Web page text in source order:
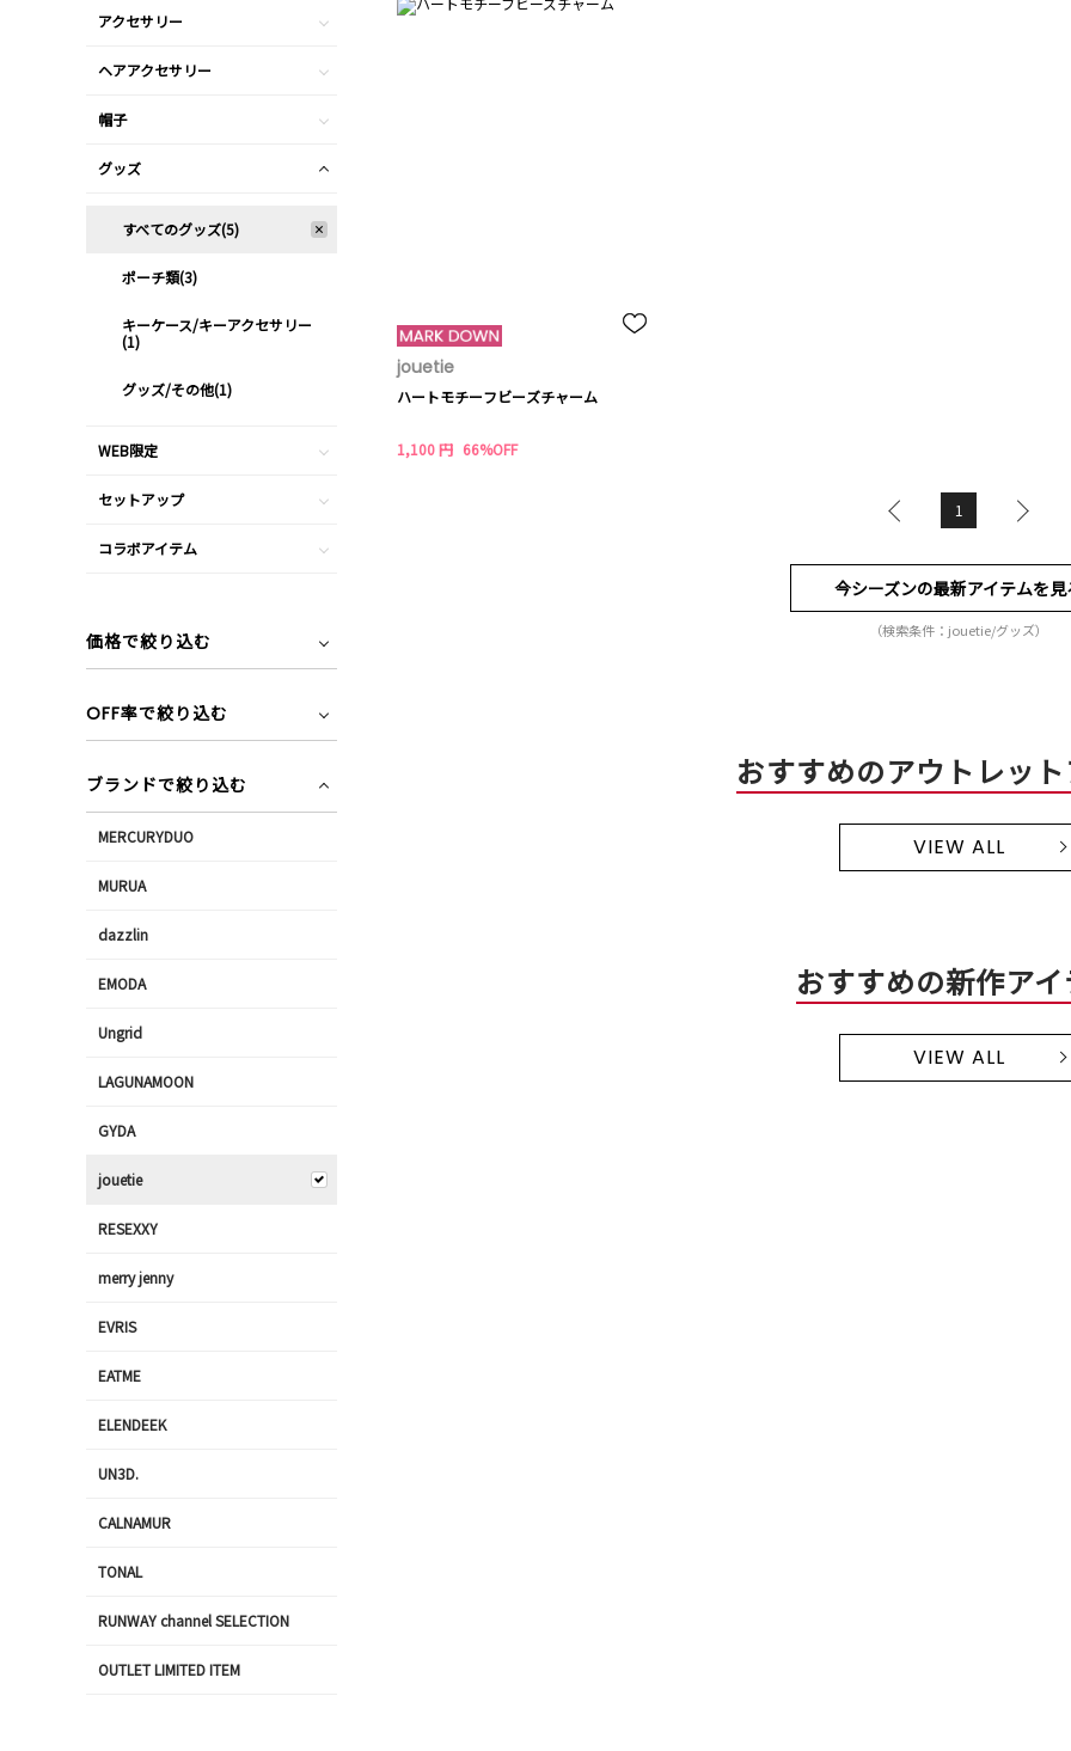
jouetie
ハートモチーフビーズチャーム
1,100 円 66%OFF
1
今シーズンの最新アイテムを見
（検索条件：jouetie/グッズ）
おすすめのアウトレッ
VIEW ALL
おすすめの新作ア
VIEW ALL
アクセサリー
ヘアアクセサリー
帽子
グッズ
すべてのグッズ(5)
ポーチ類(3)
キーケース/キーアクセサリー
(1)
グッズ/その他(1)
WEB限定
セットアップ
コラボアイテム
価格で絞り込む
OFF率で絞り込む
ブランドで絞り込む
MERCURYDUO
MURUA
dazzlin
EMODA
Ungrid
LAGUNAMOON
GYDA
jouetie
RESEXXY
merry jenny
EVRIS
EATME
ELENDEEK
UN3D.
CALNAMUR
TONAL
RUNWAY channel SELECTION
OUTLET LIMITED ITEM